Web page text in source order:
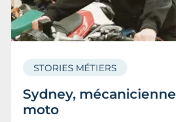
Sydney, mécanicienne
moto
STORIES MÉTIERS